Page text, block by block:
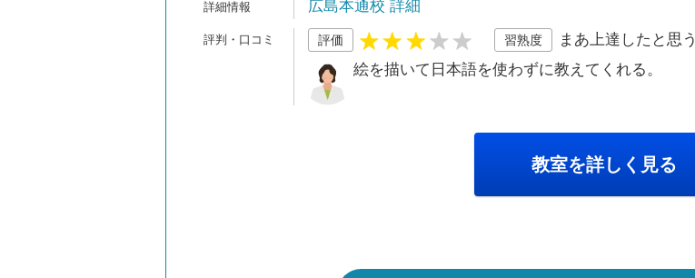
広島本通校 詳細
評価 習熟度
まあ上達したと思う
絵を描いて日本語を使わずに教えてくれる。
教室を詳しく見る